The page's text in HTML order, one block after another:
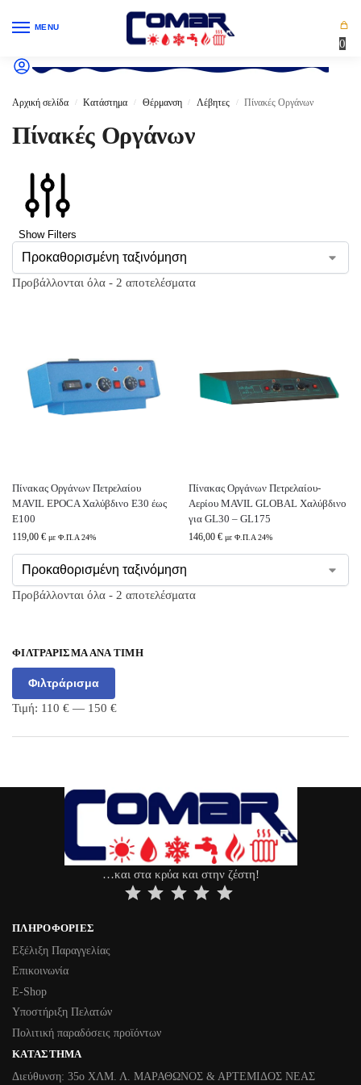
MENU
0
Αρχική σελίδα / Κατάστημα / Θέρμανση / Λέβητες / Πίνακές Οργάνων
Πίνακές Οργάνων
Show Filters
Προβάλλονται όλα - 2 αποτελέσματα
Πίνακας Οργάνων Πετρελαίου
MAVIL EPOCA Χαλύβδινο E30 έως
Ε100
119,00 € με Φ.Π.Α 24%
Πίνακας Οργάνων Πετρελαίου-
Αερίου MAVIL GLOBAL Χαλύβδινο
για GL30 – GL175
146,00 € με Φ.Π.Α 24%
Προβάλλονται όλα - 2 αποτελέσματα
ΦΙΛΤΡΆΡΙΣΜΑ ΑΝΆ ΤΙΜΉ
Φιλτράρισμα
Τιμή: 110 € — 150 €
…και στα κρύα και στην ζέστη!
ΠΛΗΡΟΦΟΡΊΕΣ
Εξέλιξη Παραγγελίας
Επικοινωνία
Ε-Shop
Υποστήριξη Πελατών
Πολιτική παραδόσεις προϊόντων
ΚΑΤΆΣΤΗΜΑ
Διεύθυνση: 35ο ΧΛΜ. Λ. ΜΑΡΑΘΩΝΟΣ & ΑΡΤΕΜΙΔΟΣ ΝΕΑΣ